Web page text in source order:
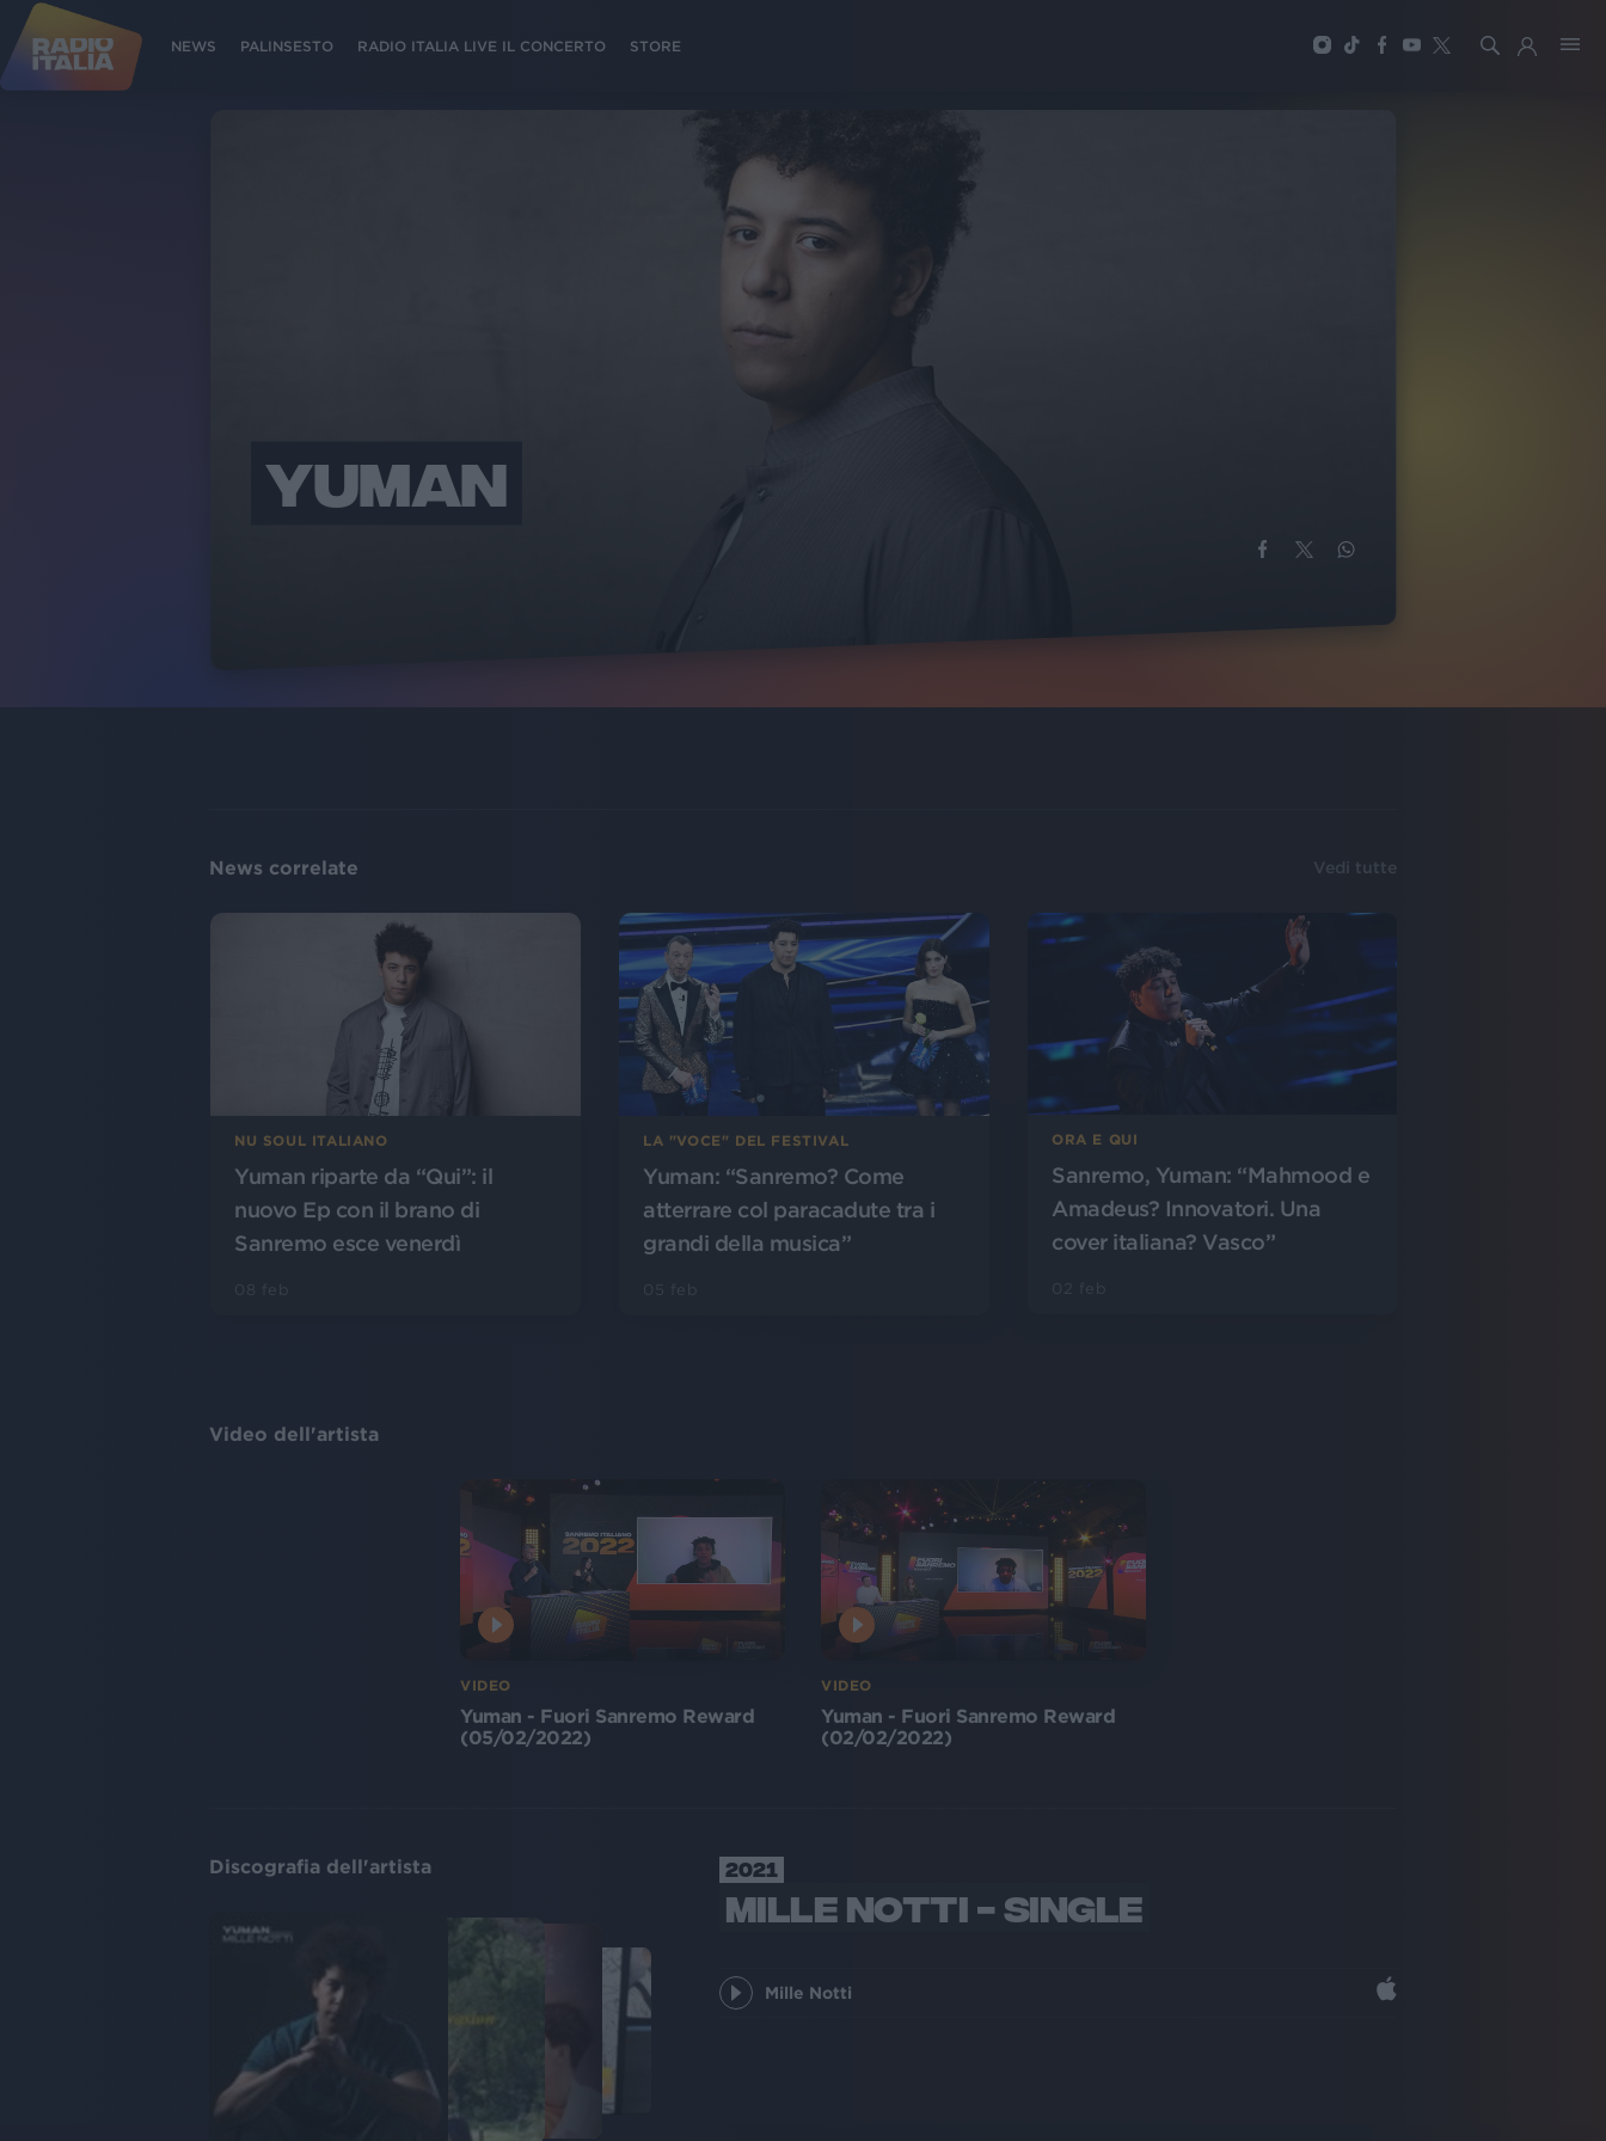
NEWS PALINSESTO RADIO ITALIA LIVE IL CONCERTO STORE
YUMAN
News correlate Vedi tutte
NU SOUL ITALIANO
Yuman riparte da “Qui”: il
nuovo Ep con il brano di
Sanremo esce venerdì
LA "VOCE" DEL FESTIVAL
Yuman: “Sanremo? Come
atterrare col paracadute tra i
grandi della musica”
ORA E QUI
Sanremo, Yuman: “Mahmood e
Amadeus? Innovatori. Una
cover italiana? Vasco”
Video dell'artista
VIDEO
Yuman - Fuori Sanremo Reward
(05/02/2022)
VIDEO
Yuman - Fuori Sanremo Reward
(02/02/2022)
Discografia dell'artista 2021
MILLE NOTTI - SINGLE
Mille Notti